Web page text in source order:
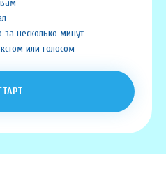
несколько минут
или голосом